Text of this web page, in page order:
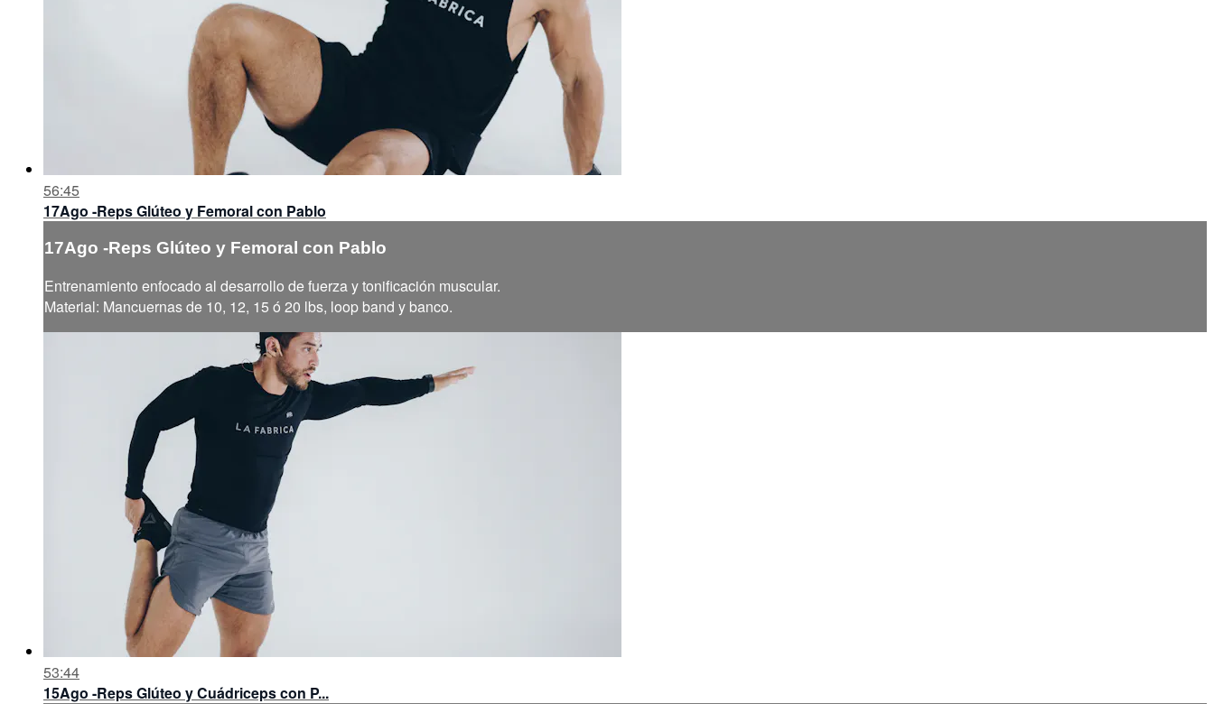
56:45
17Ago -Reps Glúteo y Femoral con Pablo
17Ago -Reps Glúteo y Femoral con Pablo
Entrenamiento enfocado al desarrollo de fuerza y tonificación muscular.
Material: Mancuernas de 10, 12, 15 ó 20 lbs, loop band y banco.
53:44
15Ago -Reps Glúteo y Cuádriceps con P...